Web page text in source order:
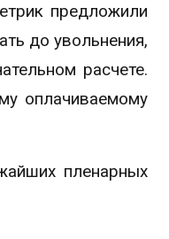
предложили
до увольнения,
расчете.
оплачиваемому
пленарных